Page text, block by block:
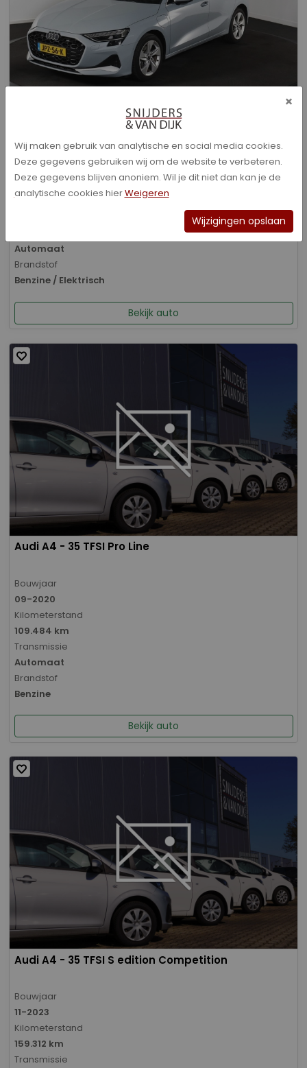
Audi A3 - Sportback 40 TFSI e Advanced edition
Bouwjaar
01-2026
Kilometerstand
Automaat
Brandstof
Benzine / Elektrisch
Bekijk auto
Audi A4 - 35 TFSI Pro Line
Bouwjaar
09-2020
Kilometerstand
109.484 km
Transmissie
Automaat
Brandstof
Benzine
Bekijk auto
Audi A4 - 35 TFSI S edition Competition
Bouwjaar
11-2023
Kilometerstand
159.312 km
Transmissie
×
Wij maken gebruik van analytische en social media cookies.
Deze gegevens gebruiken wij om de website te verbeteren.
Deze gegevens blijven anoniem. Wil je dit niet dan kan je de
analytische cookies hierWeigeren
Wijzigingen opslaan